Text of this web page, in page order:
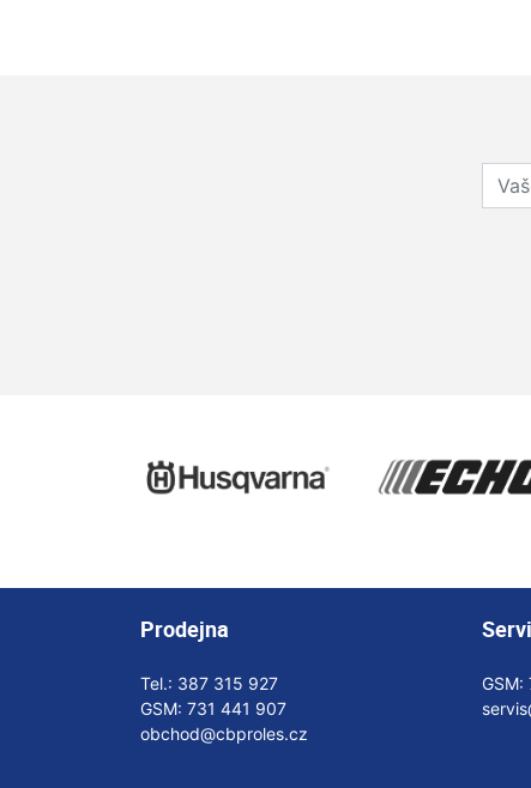
Prodejna
Tel.: 387 315 927
GSM: 731 441 907
obchod@cbproles.cz
GSM: